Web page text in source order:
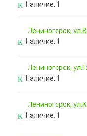
Наличие: 1
Лениногорск,
Наличие: 1
Лениногорск,
Наличие: 1
Лениногорск,
Наличие: 1